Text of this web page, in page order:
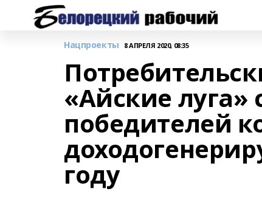
Нацпроекты 8 АПРЕЛЯ 2020, 08:35
«Айские луга»
победителей
году